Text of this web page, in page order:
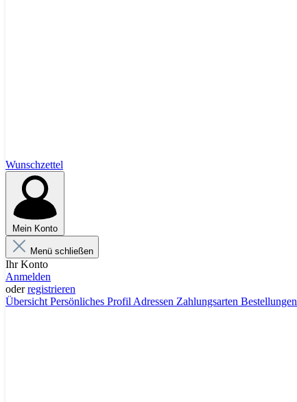
Wunschzettel
Mein Konto
Menü schließen
Ihr Konto
Anmelden
oderregistrieren
Übersicht Persönliches Profil Adressen Zahlungsarten Bestellungen